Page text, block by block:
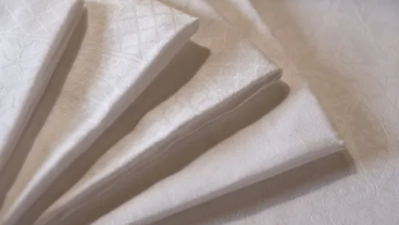
serviettes et napperons restent impeccables semaine
après semaine. Trois coloris modernes vous
permettent d'harmoniser votre décoration selon vos
envies.